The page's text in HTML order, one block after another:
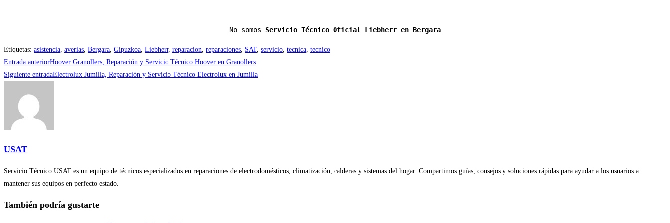
No somos Servicio Técnico Oficial Liebherr en Bergara
Etiquetas: asistencia, averias, Bergara, Gipuzkoa, Liebherr, reparacion, reparaciones, SAT, servicio, tecnica, tecnico
Leer
más
Entrada anteriorHoover Granollers, Reparación y Servicio Técnico Hoover en Granollers
Siguiente entradaElectrolux Jumilla, Reparación y Servicio Técnico Electrolux en Jumilla
USAT
Servicio Técnico USAT es un equipo de técnicos especializados en reparaciones de electrodomésticos, climatización, calderas y sistemas del hogar. Compartimos guías, consejos y soluciones rápidas para ayudar a los usuarios a
mantener sus equipos en perfecto estado.
También podría gustarte